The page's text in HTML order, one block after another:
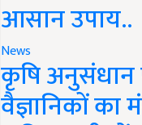
आसान उपाय..
News
कृषि अनुसंधान
वैज्ञानिकों का